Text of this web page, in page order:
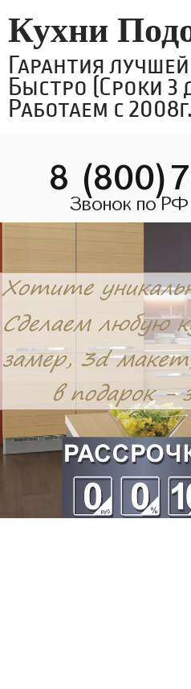
Кухни
Гарантия
Быстро (Сроки 3
Работаем с
8
Звонок по РФ